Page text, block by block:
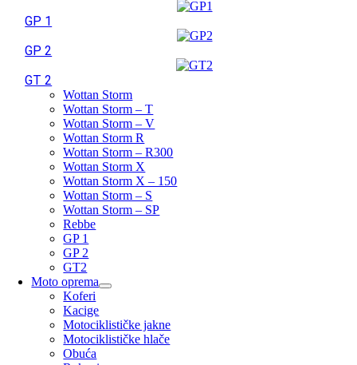
GP 1
GP 2
GT 2
Wottan Storm
Wottan Storm – T
Wottan Storm – V
Wottan Storm R
Wottan Storm – R300
Wottan Storm X
Wottan Storm X – 150
Wottan Storm – S
Wottan Storm – SP
Rebbe
GP 1
GP 2
GT2
Moto oprema
Koferi
Kacige
Motociklističke jakne
Motociklističke hlače
Obuća